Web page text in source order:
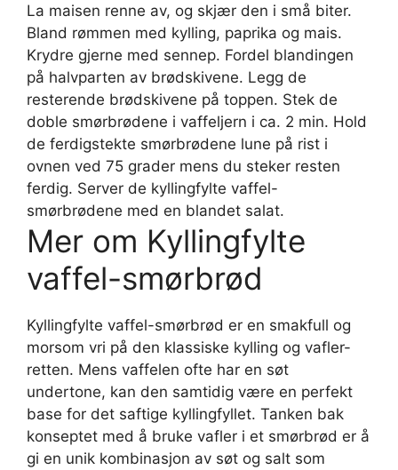
La maisen renne av, og skjær den i små biter.
Bland rømmen med kylling, paprika og mais.
Krydre gjerne med sennep. Fordel blandingen
på halvparten av brødskivene. Legg de
resterende brødskivene på toppen. Stek de
doble smørbrødene i vaffeljern i ca. 2 min. Hold
de ferdigstekte smørbrødene lune på rist i
ovnen ved 75 grader mens du steker resten
ferdig. Server de kyllingfylte vaffel-
smørbrødene med en blandet salat.
Mer om Kyllingfylte
vaffel-smørbrød
Kyllingfylte vaffel-smørbrød er en smakfull og
morsom vri på den klassiske kylling og vafler-
retten. Mens vaffelen ofte har en søt
undertone, kan den samtidig være en perfekt
base for det saftige kyllingfyllet. Tanken bak
konseptet med å bruke vafler i et smørbrød er å
gi en unik kombinasjon av søt og salt som